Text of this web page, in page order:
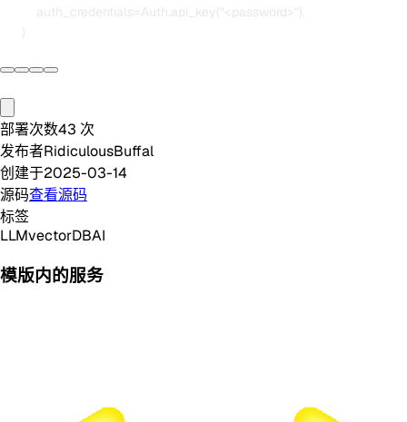
          auth_credentials=Auth.api_key("<password>"),
部署次数43 次
发布者RidiculousBuffal
创建于2025-03-14
源码查看源码
标签
LLMvectorDBAI
模版内的服务